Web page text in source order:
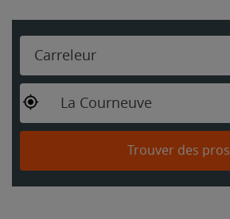
Carreleur
La Courneuve
Trouver des pros